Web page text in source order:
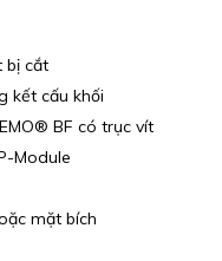
bị cắt
kết cấu khối
BF có trục vít
Module
mặt bích